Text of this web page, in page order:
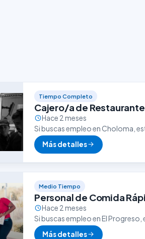
Tiempo Completo
Cajero/a de Restaurante
Hace 2 meses
Si buscas empleo en Choloma,
puede ser una excelente
que…
Más detalles
Medio Tiempo
Personal de Comida
Hace 2 meses
Si buscas empleo en El
puede ser una excelente
Más detalles